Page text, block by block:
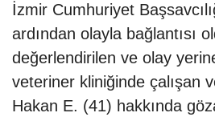
İzmir Cumhuriyet
ardından olayla bağlantısı
değerlendirilen ve olay
veteriner kliniğinde çalışan
Hakan E. (41) hakkında